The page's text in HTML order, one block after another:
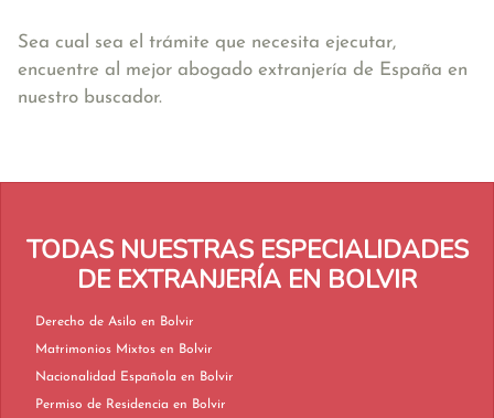
Sea cual sea el trámite que necesita ejecutar,
encuentre al mejor abogado extranjería de España en
nuestro buscador.
TODAS NUESTRAS ESPECIALIDADES
DE EXTRANJERÍA EN BOLVIR
Derecho de Asilo en Bolvir
Matrimonios Mixtos en Bolvir
Nacionalidad Española en Bolvir
Permiso de Residencia en Bolvir